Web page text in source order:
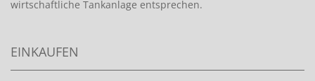
wirtschaftliche Tankanlage entsprechen.
EINKAUFEN